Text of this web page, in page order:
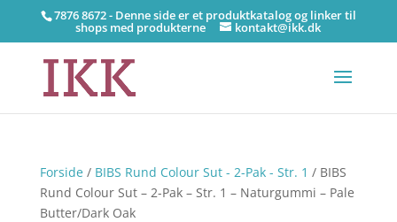
7876 8672 - Denne side er et produktkatalog og linker til
shops med produkterne kontakt@ikk.dk
Forside/ BIBS Rund Colour Sut - 2-Pak - Str. 1 / BIBS
Rund Colour Sut – 2-Pak – Str. 1 – Naturgummi – Pale
Butter/Dark Oak